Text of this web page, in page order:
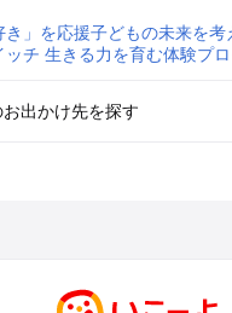
出かけ先を探す
崎・南薩のプールお出かけ